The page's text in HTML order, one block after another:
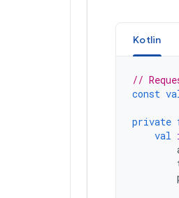
Kotlin
//
const
private
val